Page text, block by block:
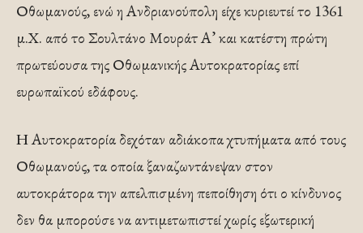
Οθωμανούς, ενώ η Ανδριανούπολη είχε κυριευτεί το 1361
μ.Χ. από το Σουλτάνο Μουράτ Α’ και κατέστη πρώτη
πρωτεύουσα της Οθωμανικής Αυτοκρατορίας επί
ευρωπαϊκού εδάφους.
Η Αυτοκρατορία δεχόταν αδιάκοπα χτυπήματα από τους
Οθωμανούς, τα οποία ξαναζωντάνεψαν στον
αυτοκράτορα την απελπισμένη πεποίθηση ότι ο κίνδυνος
δεν θα μπορούσε να αντιμετωπιστεί χωρίς εξωτερική